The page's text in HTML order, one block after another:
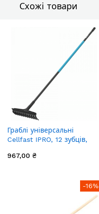
Схожі товари
Граблі універсальні
Cellfast IPRO, 12 зубців,
0.8кг
967,00 ₴
-16%